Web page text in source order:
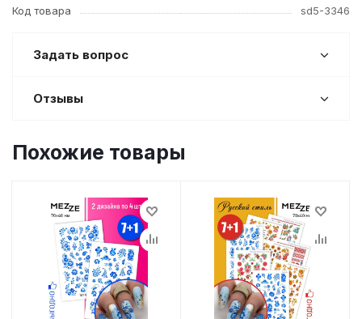
Код товара
sd5-3346
Задать вопрос
Отзывы
Похожие товары